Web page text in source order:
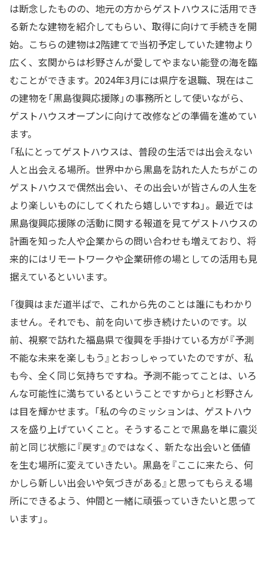
は断念したものの、地元の方からゲストハウスに活用でき
る新たな建物を紹介してもらい、取得に向けて手続きを開
始。こちらの建物は2階建てで当初予定していた建物より
広く、玄関からは杉野さんが愛してやまない能登の海を臨
むことができます。2024年3月には県庁を退職、現在はこ
の建物を「黒島復興応援隊」の事務所として使いながら、
ゲストハウスオープンに向けて改修などの準備を進めてい
ます。
「私にとってゲストハウスは、普段の生活では出会えない
人と出会える場所。世界中から黒島を訪れた人たちがこの
ゲストハウスで偶然出会い、その出会いが皆さんの人生を
より楽しいものにしてくれたら嬉しいですね」。最近では
黒島復興応援隊の活動に関する報道を見てゲストハウスの
計画を知った人や企業からの問い合わせも増えており、将
来的にはリモートワークや企業研修の場としての活用も見
据えているといいます。
「復興はまだ道半ばで、これから先のことは誰にもわかり
ません。それでも、前を向いて歩き続けたいのです。以
前、視察で訪れた福島県で復興を手掛けている方が『予測
不能な未来を楽しもう』とおっしゃっていたのですが、私
も今、全く同じ気持ちですね。予測不能ってことは、いろ
んな可能性に満ちているということですから」と杉野さん
は目を輝かせます。「私の今のミッションは、ゲストハウ
スを盛り上げていくこと。そうすることで黒島を単に震災
前と同じ状態に『戻す』のではなく、新たな出会いと価値
を生む場所に変えていきたい。黒島を『ここに来たら、何
かしら新しい出会いや気づきがある』と思ってもらえる場
所にできるよう、仲間と一緒に頑張っていきたいと思って
います」。